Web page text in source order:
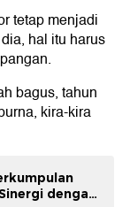
tetap menjadi
hal itu harus
bagus, tahun
kira-kira
dengan